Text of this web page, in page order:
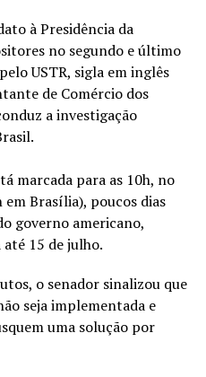
à Presidência da
no segundo e último
USTR, sigla em inglês
de Comércio dos
a investigação
marcada para as 10h, no
Brasília), poucos dias
governo americano,
15 de julho.
o senador sinalizou que
seja implementada e
uma solução por